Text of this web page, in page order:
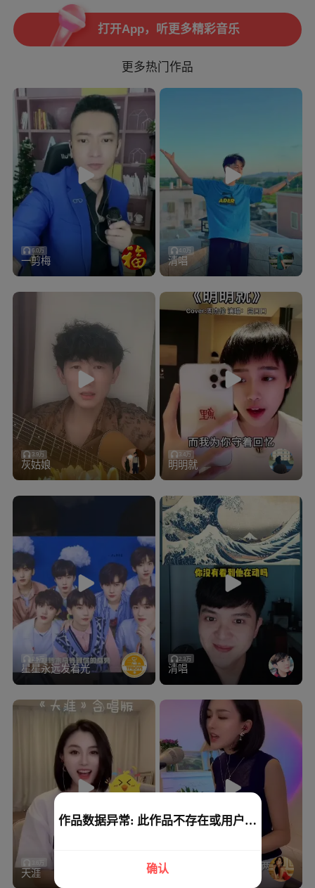
打开App，听更多精彩音乐
打开App，海量曲库任你唱
更多热门作品
6.0万
一剪梅
4.0万
清唱
3.9万
灰姑娘
3.4万
明明就
2.5万
星星永远发着光
2.3万
清唱
天涯 深情败给时间
作品数据异常: 此作品不存在或用户删
确认